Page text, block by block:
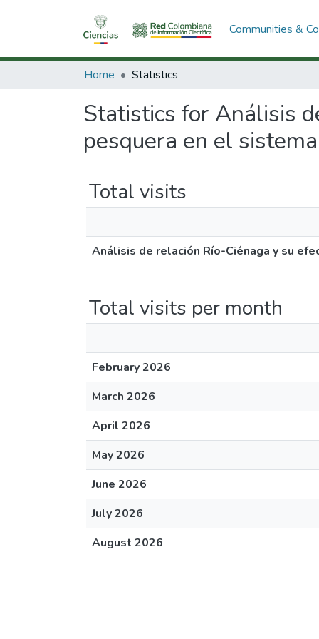
Communities &
Home Statistics
Statistics for Análisis
pesquera en el
Total visits
Análisis de relación Río-Ciénaga y su
Total visits per month
February 2026
March 2026
April 2026
May 2026
June 2026
July 2026
August 2026